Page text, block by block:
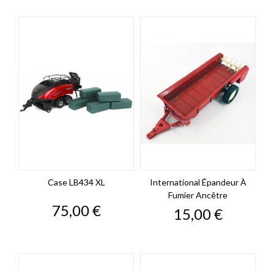
Case LB434 XL
Prix
75,00 €
International Épandeur À
Fumier Ancêtre
Prix
15,00 €